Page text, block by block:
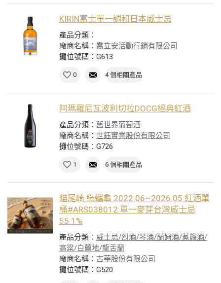
KIRIN富士單一調和日本威士忌
產品分類：
廠商名稱： 喬立安活動行銷有限公司
攤位號碼：G613
0 4 個相關產品
阿瑪羅尼瓦波利切拉DOCG經典紅酒
產品分類： 舊世界葡萄酒
廠商名稱： 世鈺實業股份有限公司
攤位號碼：G726
1 6 個相關產品
貓尾崎 綠蠵龜 2022.06~2026.05 紅酒單
桶#ARS038012 單一麥芽台灣威士忌
55.1%
產品分類： 威士忌/烈酒/琴酒/蘭姆酒/蒸餾酒/
高粱/白蘭地/龍舌蘭
廠商名稱： 古華股份有限公司
攤位號碼：G520